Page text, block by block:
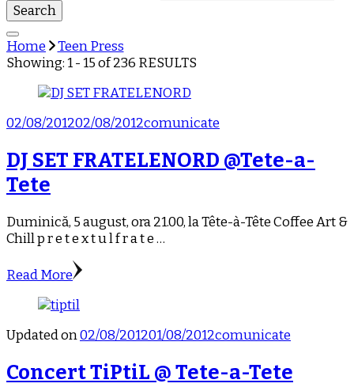
Home
Teen Press
Showing: 1 - 15 of 236 RESULTS
02/08/201202/08/2012comunicate
DJ SET FRATELENORD @Tete-a-
Tete
Duminică, 5 august, ora 21.00, la Tête-à-Tête Coffee Art &
Chill p r e t e x t u l f r a t e …
Read More
Updated on02/08/201201/08/2012comunicate
Concert TiPtiL @ Tete-a-Tete